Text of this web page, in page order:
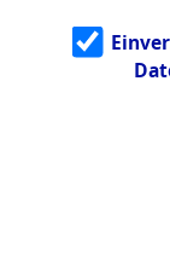
g
5.3.3